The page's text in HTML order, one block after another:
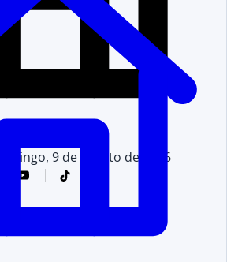
domingo, 9 de agosto de 2026